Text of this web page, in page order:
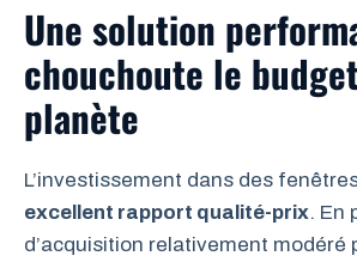
Une solution
chouchoute le
planète
L’investissement dans des
excellent rapport qualité-prix. En
d’acquisition relativement modéré